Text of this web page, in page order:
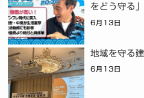
をどう守る」
6月13日
地域を守る
6月13日